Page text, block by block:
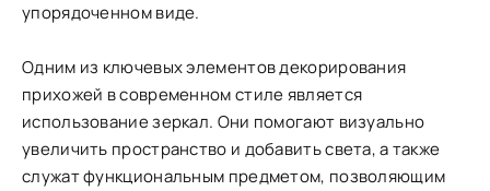
упорядоченном виде.
Одним из ключевых элементов декорирования
прихожей в современном стиле является
использование зеркал. Они помогают визуально
увеличить пространство и добавить света, а также
служат функциональным предметом, позволяющим